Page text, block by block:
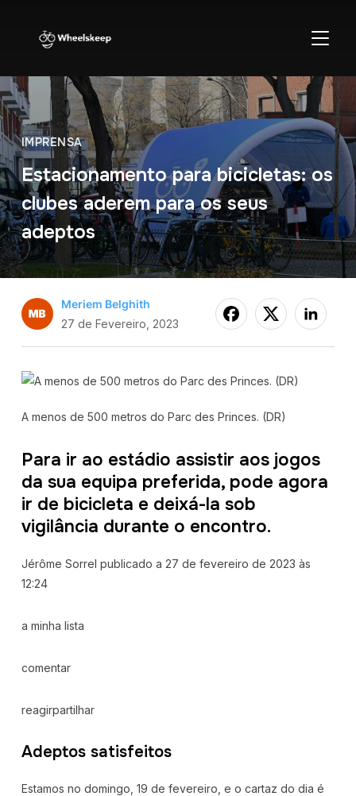
IMPRENSA
Estacionamento para bicicletas: os
clubes aderem para os seus
adeptos
Meriem Belghith
27 de Fevereiro, 2023
A menos de 500 metros do Parc des Princes. (DR)
Para ir ao estádio assistir aos jogos
da sua equipa preferida, pode agora
ir de bicicleta e deixá-la sob
vigilância durante o encontro.
Jérôme Sorrel publicado a 27 de fevereiro de 2023 às
12:24
a minha lista
comentar
reagirpartilhar
Adeptos satisfeitos
Estamos no domingo, 19 de fevereiro, e o cartaz do dia é